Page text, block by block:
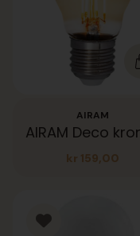
AIRAM
kr 159,00